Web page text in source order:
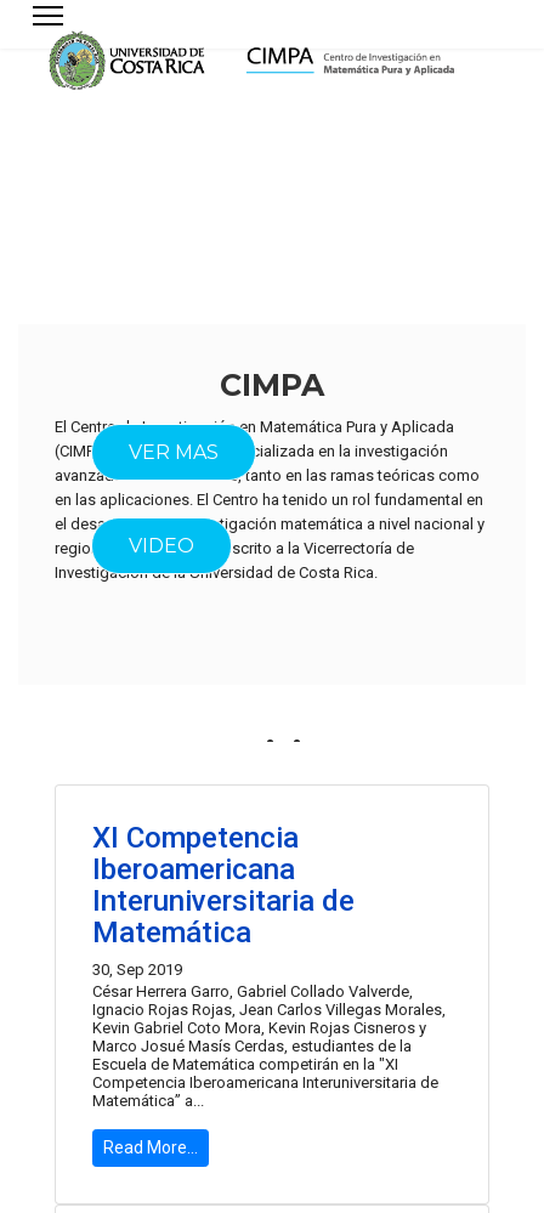
ACERCA DEL
CIMPA
El Centro de Investigación en Matemática Pura y Aplicada
(CIMPA) es una unidad especializada en la investigación
avanzada en matemáticas, tanto en las ramas teóricas como
en las aplicaciones. El Centro ha tenido un rol fundamental en
el desarrollo de la investigación matemática a nivel nacional y
regional. Se encuentra adscrito a la Vicerrectoría de
Investigación de la Universidad de Costa Rica.
VER MAS
VIDEO
Noticias
XI Competencia
Iberoamericana
Interuniversitaria de
Matemática
30, Sep 2019
César Herrera Garro, Gabriel Collado Valverde,
Ignacio Rojas Rojas, Jean Carlos Villegas Morales,
Kevin Gabriel Coto Mora, Kevin Rojas Cisneros y
Marco Josué Masís Cerdas, estudiantes de la
Escuela de Matemática competirán en la "XI
Competencia Iberoamericana Interuniversitaria de
Matemática” a...
Read More...